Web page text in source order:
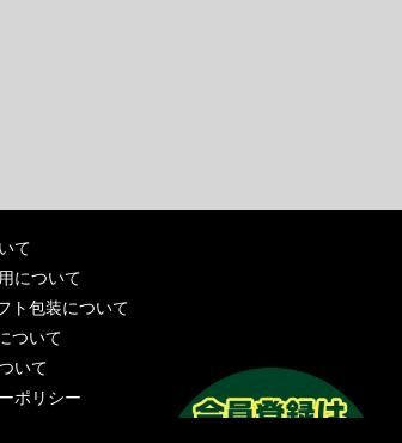
て
について
ト包装について
ついて
いて
ポリシー